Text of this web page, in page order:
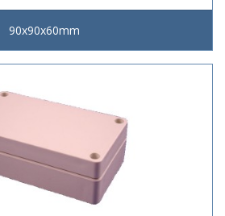
90x90x60mm